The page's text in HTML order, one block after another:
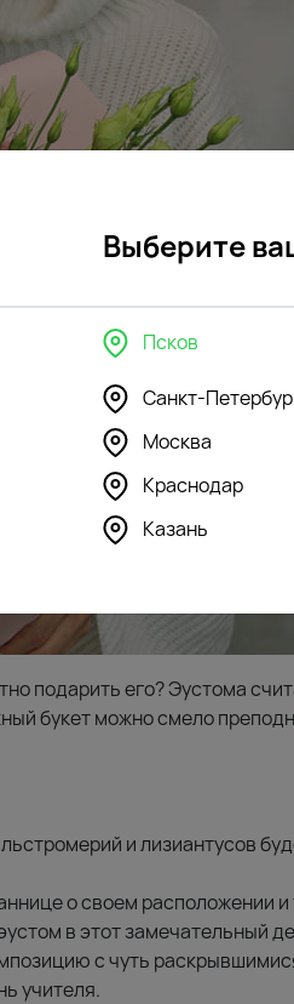
подарить его? Эустома
букет можно смело
и лизиантусов
о своем расположении и
в этот замечательный
с чуть
учителя.
Выберите
Псков
Санкт-
Москва
Краснодар
Казань